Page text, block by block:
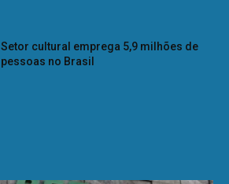
Setor cultural emprega 5,9 milhões de
pessoas no Brasil